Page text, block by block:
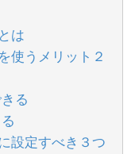
は
使うメリット２
る
設定すべき３つ